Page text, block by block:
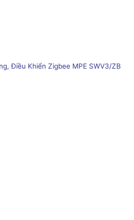
Điều Khiển Zigbee MPE SWV3/ZB